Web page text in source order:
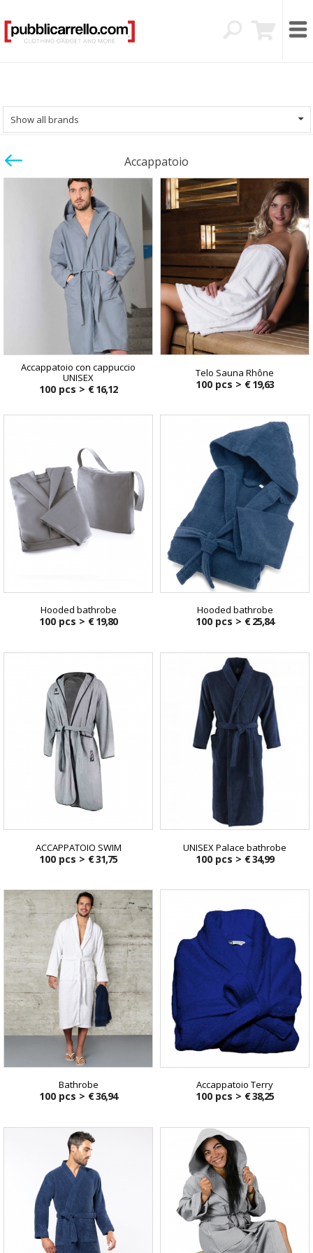
Show all brands
Accappatoio
Accappatoio con cappuccio
UNISEX
100 pcs > € 16,12
Telo Sauna Rhône
100 pcs > € 19,63
Hooded bathrobe
100 pcs > € 19,80
Hooded bathrobe
100 pcs > € 25,84
ACCAPPATOIO SWIM
100 pcs > € 31,75
UNISEX Palace bathrobe
100 pcs > € 34,99
Bathrobe
100 pcs > € 36,94
Accappatoio Terry
100 pcs > € 38,25